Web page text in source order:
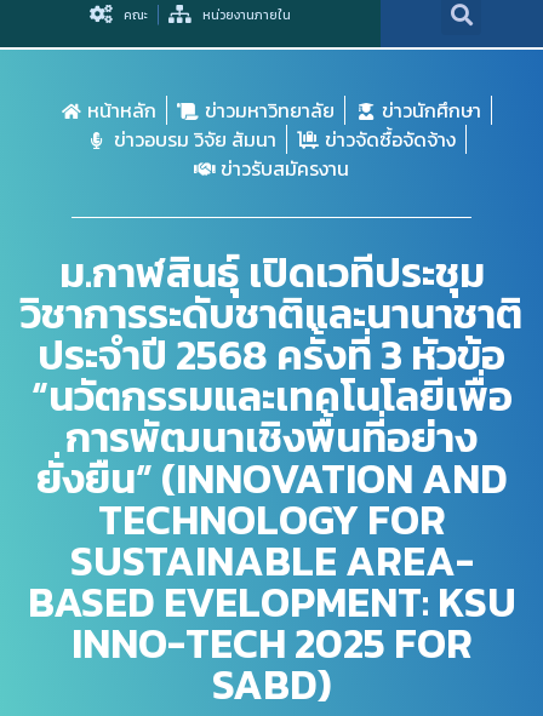
คณะ หน่วยงานภายใน
หน้าหลัก ข่าวมหาวิทยาลัย
ข่าวนักศึกษา
ข่าวอบรม วิจัย สัมนา
ข่าวจัดซื้อจัดจ้าง
ข่าวรับสมัครงาน
ม.กาฬสินธุ์ เปิดเวทีประชุม
วิชาการระดับชาติและนานาชาติ
ประจำปี 2568 ครั้งที่ 3 หัวข้อ
“นวัตกรรมและเทคโนโลยีเพื่อ
การพัฒนาเชิงพื้นที่อย่าง
ยั่งยืน” (INNOVATION AND
TECHNOLOGY FOR
SUSTAINABLE AREA-
BASED EVELOPMENT: KSU
INNO-TECH 2025 FOR
SABD)